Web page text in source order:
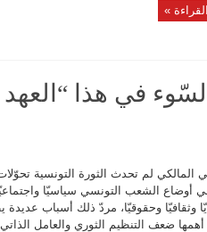
»
في هذا “العهد
المالكي لم تحدث الثورة التونسية
أوضاع الشعب التونسي سياسيّا
وثقافيّا وحقوقيّا، مردّ ذلك أسباب عديدة
ضعف التنظيم الثوري والعامل